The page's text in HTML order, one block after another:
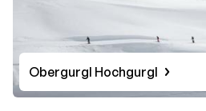
Obergurgl Hochgurgl